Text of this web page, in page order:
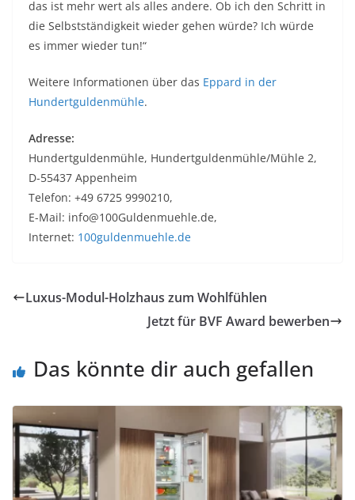
das ist mehr wert als alles andere. Ob ich den Schritt in
die Selbstständigkeit wieder gehen würde? Ich würde
es immer wieder tun!“
Weitere Informationen über das Eppard in der
Hundertguldenmühle.
Adresse:
Hundertguldenmühle, Hundertguldenmühle/Mühle 2,
D-55437 Appenheim
Telefon: +49 6725 9990210,
E-Mail: info@100Guldenmuehle.de,
Internet: 100guldenmuehle.de
Luxus-Modul-Holzhaus zum Wohlfühlen
Jetzt für BVF Award bewerben
Das könnte dir auch gefallen